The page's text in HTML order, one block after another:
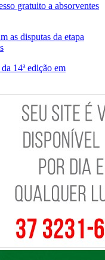
gratuito a absorventes
as disputas da etapa
14ª edição em